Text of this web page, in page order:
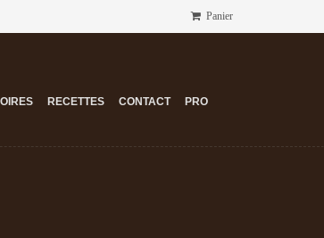
Panier
RECETTES CONTACT PRO